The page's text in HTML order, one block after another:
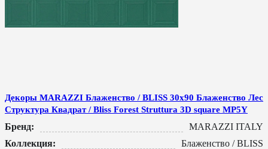
Декоры MARAZZI Блаженство / BLISS 30x90 Блаженство Лес
Структура Квадрат / Bliss Forest Struttura 3D square MP5Y
Бренд:
MARAZZI ITALY
Коллекция:
Блаженство / BLISS